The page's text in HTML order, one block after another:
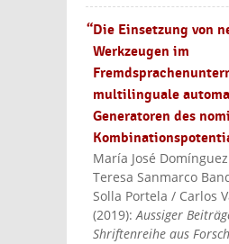
“Die Einsetzung von
Werkzeugen im
multilinguale
Generatoren des
María José
Teresa Sanmarco
Solla Portela / Carlos
(2019):Aussiger
Shriftenreihe aus